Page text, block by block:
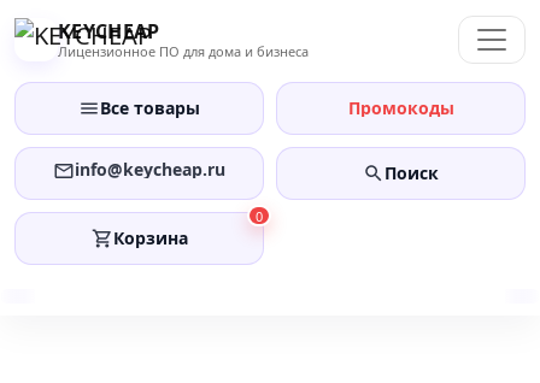
Перейти
KEYCHEAP
Лицензионное ПО для дома и бизнеса
Все товары Промокоды
info@keycheap.ru Поиск
0
Корзина